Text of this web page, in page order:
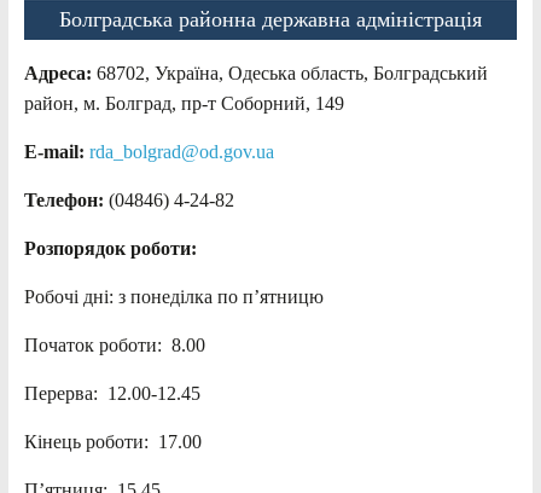
Болградська районна державна адміністрація
Адреса: 68702, Україна, Одеська область, Болградський
район, м. Болград, пр-т Соборний, 149
E-mail: rda_bolgrad@od.gov.ua
Телефон: (04846) 4-24-82
Розпорядок роботи:
Робочі дні: з понеділка по п’ятницю
Початок роботи: 8.00
Перерва: 12.00-12.45
Кінець роботи: 17.00